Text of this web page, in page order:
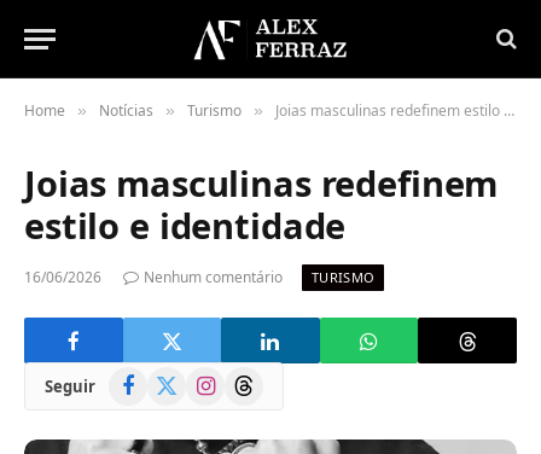
Home » Notícias » Turismo » Joias masculinas redefinem estilo e identidade
Joias masculinas redefinem
estilo e identidade
16/06/2026 Nenhum comentário TURISMO
Seguir Facebook
(Twitter)
InstagramThreads